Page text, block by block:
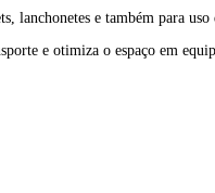
lanchonetes e também para uso
e otimiza o espaço em